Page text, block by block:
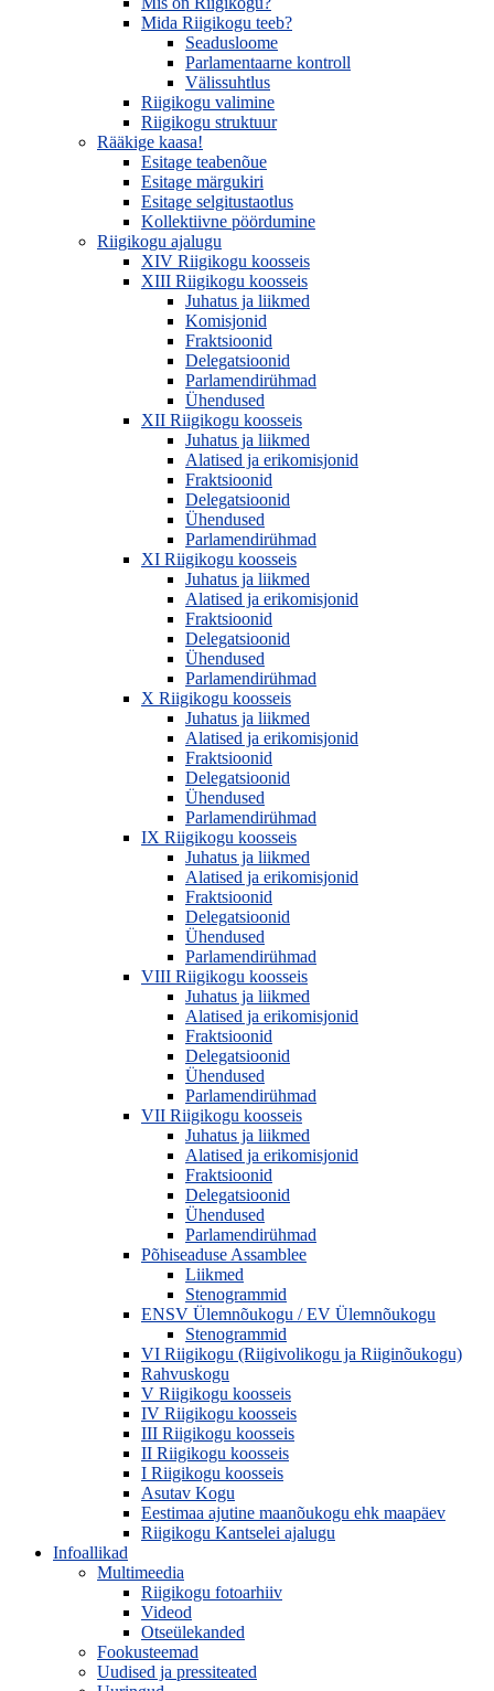
Mida Riigikogu teeb?
Seadusloome
Parlamentaarne kontroll
Välissuhtlus
Riigikogu valimine
Riigikogu struktuur
Rääkige kaasa!
Esitage teabenõue
Esitage märgukiri
Esitage selgitustaotlus
Kollektiivne pöördumine
Riigikogu ajalugu
XIV Riigikogu koosseis
XIII Riigikogu koosseis
Juhatus ja liikmed
Komisjonid
Fraktsioonid
Delegatsioonid
Parlamendirühmad
Ühendused
XII Riigikogu koosseis
Juhatus ja liikmed
Alatised ja erikomisjonid
Fraktsioonid
Delegatsioonid
Ühendused
Parlamendirühmad
XI Riigikogu koosseis
Juhatus ja liikmed
Alatised ja erikomisjonid
Fraktsioonid
Delegatsioonid
Ühendused
Parlamendirühmad
X Riigikogu koosseis
Juhatus ja liikmed
Alatised ja erikomisjonid
Fraktsioonid
Delegatsioonid
Ühendused
Parlamendirühmad
IX Riigikogu koosseis
Juhatus ja liikmed
Alatised ja erikomisjonid
Fraktsioonid
Delegatsioonid
Ühendused
Parlamendirühmad
VIII Riigikogu koosseis
Juhatus ja liikmed
Alatised ja erikomisjonid
Fraktsioonid
Delegatsioonid
Ühendused
Parlamendirühmad
VII Riigikogu koosseis
Juhatus ja liikmed
Alatised ja erikomisjonid
Fraktsioonid
Delegatsioonid
Ühendused
Parlamendirühmad
Põhiseaduse Assamblee
Liikmed
Stenogrammid
ENSV Ülemnõukogu / EV Ülemnõukogu
Stenogrammid
VI Riigikogu (Riigivolikogu ja Riiginõukogu)
Rahvuskogu
V Riigikogu koosseis
IV Riigikogu koosseis
III Riigikogu koosseis
II Riigikogu koosseis
I Riigikogu koosseis
Asutav Kogu
Eestimaa ajutine maanõukogu ehk maapäev
Riigikogu Kantselei ajalugu
Infoallikad
Multimeedia
Riigikogu fotoarhiiv
Videod
Otseülekanded
Fookusteemad
Uudised ja pressiteated